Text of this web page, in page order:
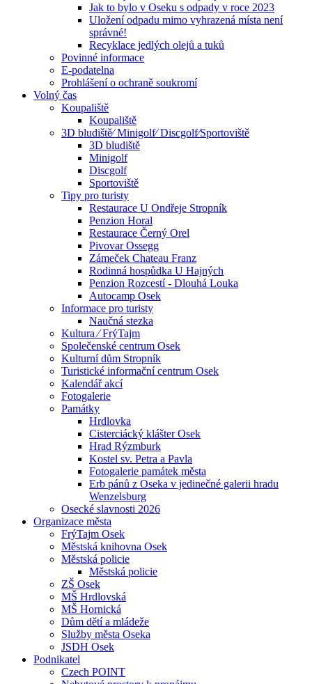
Jak to bylo v Oseku s odpady v roce 2023
Uložení odpadu mimo vyhrazená místa není
správné!
Recyklace jedlých olejů a tuků
Povinné informace
E-podatelna
Prohlášení o ochraně soukromí
Volný čas
Koupaliště
Koupaliště
3D bludiště⁄ Minigolf⁄ Discgolf⁄Sportoviště
3D bludiště
Minigolf
Discgolf
Sportoviště
Tipy pro turisty
Restaurace U Ondřeje Stropník
Penzion Horal
Restaurace Černý Orel
Pivovar Ossegg
Zámeček Chateau Franz
Rodinná hospůdka U Hajných
Penzion Rozcestí - Dlouhá Louka
Autocamp Osek
Informace pro turisty
Naučná stezka
Kultura ⁄ FrýTajm
Společenské centrum Osek
Kulturní dům Stropník
Turistické informační centrum Osek
Kalendář akcí
Fotogalerie
Památky
Hrdlovka
Cisterciácký klášter Osek
Hrad Rýzmburk
Kostel sv. Petra a Pavla
Fotogalerie památek města
Erb pánů z Oseka v jedinečné galerii hradu
Wenzelsburg
Osecké slavnosti 2026
Organizace města
FrýTajm Osek
Městská knihovna Osek
Městská policie
Městská policie
ZŠ Osek
MŠ Hrdlovská
MŠ Hornická
Dům dětí a mládeže
Služby města Oseka
JSDH Osek
Podnikatel
Czech POINT